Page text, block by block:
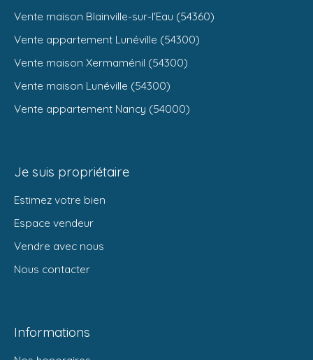
Vente maison Blainville-sur-l'Eau (54360)
Vente appartement Lunéville (54300)
Vente maison Xermaménil (54300)
Vente maison Lunéville (54300)
Vente appartement Nancy (54000)
Je suis propriétaire
Estimez votre bien
Espace vendeur
Vendre avec nous
Nous contacter
Informations